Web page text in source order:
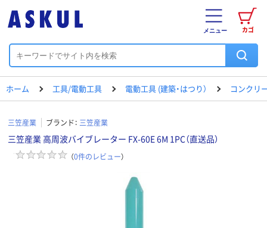
カゴ
メニュー
ホーム 工具/電動工具 電動工具 (建築・はつり） コンクリ
三笠産業 ブランド： 三笠産業
三笠産業 高周波バイブレーター FX-60E 6M 1PC（直送品）
（0件のレビュー）